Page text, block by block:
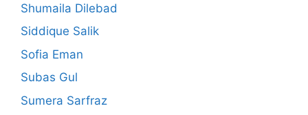
Shumaila Dilebad
Siddique Salik
Sofia Eman
Subas Gul
Sumera Sarfraz